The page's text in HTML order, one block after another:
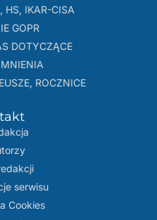
HS, IKAR-CISA
GOPR
DOTYCZĄCE
ROCZNICE
serwisu
Cookies